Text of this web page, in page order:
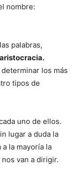
nombre:
palabras,
los más
tipos de
uno de ellos.
lugar a duda la
la mayoría la
van a dirigir.